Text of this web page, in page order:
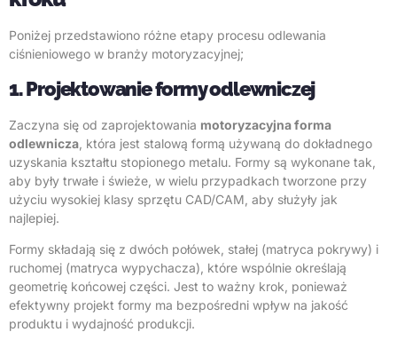
Poniżej przedstawiono różne etapy procesu odlewania
ciśnieniowego w branży motoryzacyjnej;
1. Projektowanie formy odlewniczej
Zaczyna się od zaprojektowania motoryzacyjna forma
odlewnicza , która jest stalową formą używaną do dokładnego
uzyskania kształtu stopionego metalu. Formy są wykonane tak,
aby były trwałe i świeże, w wielu przypadkach tworzone przy
użyciu wysokiej klasy sprzętu CAD/CAM, aby służyły jak
najlepiej.
Formy składają się z dwóch połówek, stałej (matryca pokrywy) i
ruchomej (matryca wypychacza), które wspólnie określają
geometrię końcowej części. Jest to ważny krok, ponieważ
efektywny projekt formy ma bezpośredni wpływ na jakość
produktu i wydajność produkcji.